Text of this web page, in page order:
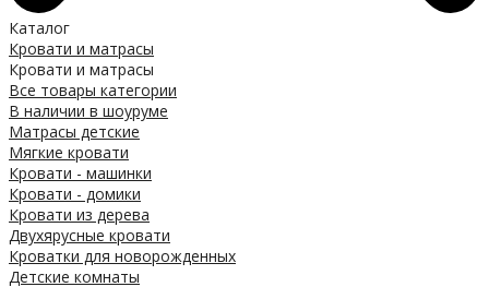
Каталог
Кровати и матрасы
Кровати и матрасы
Все товары категории
В наличии в шоуруме
Матрасы детские
Мягкие кровати
Кровати - машинки
Кровати - домики
Кровати из дерева
Двухярусные кровати
Кроватки для новорожденных
Детские комнаты